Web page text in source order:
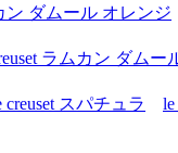
ン ダムール オレンジ
ラムカン ダム
creuset スパチュラ
le